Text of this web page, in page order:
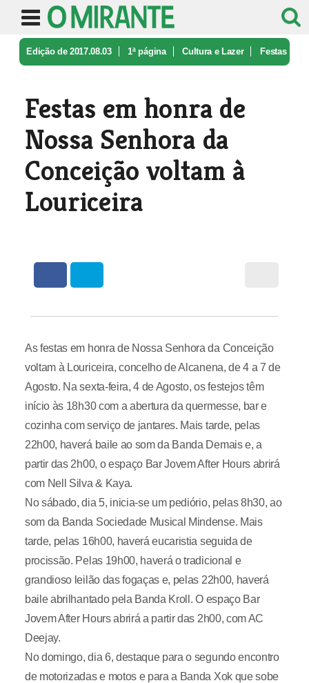
Edição de 2017.08.03 1ª página Cultura e Lazer Festas
Festas em honra de
Nossa Senhora da
Conceição voltam à
Louriceira
As festas em honra de Nossa Senhora da Conceição
voltam à Louriceira, concelho de Alcanena, de 4 a 7 de
Agosto. Na sexta-feira, 4 de Agosto, os festejos têm
início às 18h30 com a abertura da quermesse, bar e
cozinha com serviço de jantares. Mais tarde, pelas
22h00, haverá baile ao som da Banda Demais e, a
partir das 2h00, o espaço Bar Jovem After Hours abrirá
com Nell Silva & Kaya.
No sábado, dia 5, inicia-se um pediório, pelas 8h30, ao
som da Banda Sociedade Musical Mindense. Mais
tarde, pelas 16h00, haverá eucaristia seguida de
procissão. Pelas 19h00, haverá o tradicional e
grandioso leilão das fogaças e, pelas 22h00, haverá
baile abrilhantado pela Banda Kroll. O espaço Bar
Jovem After Hours abrirá a partir das 2h00, com AC
Deejay.
No domingo, dia 6, destaque para o segundo encontro
de motorizadas e motos e para a Banda Xok que sobe